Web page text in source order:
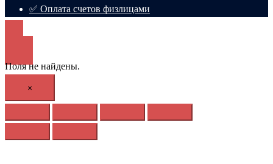
✅ Оплата счетов физлицами
Поля не найдены.
×